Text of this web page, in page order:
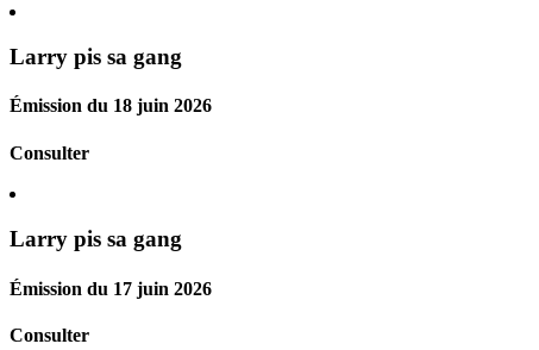
Larry pis sa gang
Émission du 18 juin 2026
Consulter
Larry pis sa gang
Émission du 17 juin 2026
Consulter